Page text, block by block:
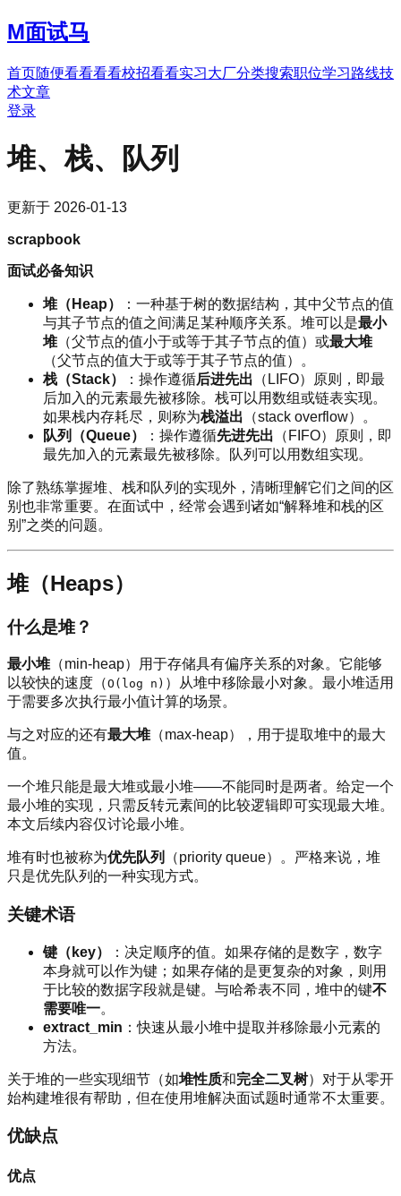
M面试马
首页随便看看看看校招看看实习大厂分类搜索职位学习路线技
术文章
登录
堆、栈、队列
更新于 2026-01-13
scrapbook
面试必备知识
堆（Heap）
：一种基于树的数据结构，其中父节点的值
与其子节点的值之间满足某种顺序关系。堆可以是最小
堆 （父节点的值小于或等于其子节点的值）或最大堆
（父节点的值大于或等于其子节点的值）。
栈（Stack）
：操作遵循后进先出 （LIFO）原则，即最
后加入的元素最先被移除。栈可以用数组或链表实现。
如果栈内存耗尽，则称为栈溢出 （stack overflow）。
队列（Queue）
：操作遵循先进先出 （FIFO）原则，即
最先加入的元素最先被移除。队列可以用数组实现。
除了熟练掌握堆、栈和队列的实现外，清晰理解它们之间的区
别也非常重要。在面试中，经常会遇到诸如“解释堆和栈的区
别”之类的问题。
堆（Heaps）
什么是堆？
最小堆 （min-heap）用于存储具有偏序关系的对象。它能够
以较快的速度（O(log n) ）从堆中移除最小对象。最小堆适用
于需要多次执行最小值计算的场景。
与之对应的还有最大堆 （max-heap），用于提取堆中的最大
值。
一个堆只能是最大堆或最小堆——不能同时是两者。给定一个
最小堆的实现，只需反转元素间的比较逻辑即可实现最大堆。
本文后续内容仅讨论最小堆。
堆有时也被称为优先队列
（priority queue）。严格来说，堆
只是优先队列的一种实现方式。
关键术语
键（key）
：决定顺序的值。如果存储的是数字，数字
本身就可以作为键；如果存储的是更复杂的对象，则用
于比较的数据字段就是键。与哈希表不同，堆中的键不
需要唯一。
extract_min ：快速从最小堆中提取并移除最小元素的
方法。
关于堆的一些实现细节（如堆性质和完全二叉树）对于从零开
始构建堆很有帮助，但在使用堆解决面试题时通常不太重要。
优缺点
优点